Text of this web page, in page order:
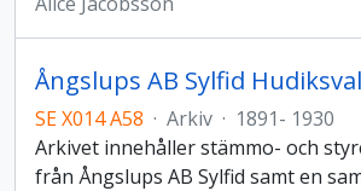
Ångslups AB Sylfid
SE X014 A58 · Arkiv · 1891- 1930
Arkivet innehåller stämmo- och
från Ångslups AB Sylfid samt en